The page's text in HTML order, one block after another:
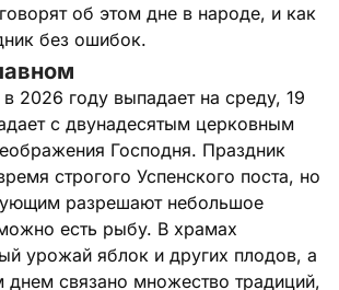
об этом дне в народе, и как
без ошибок.
2026 году выпадает на среду, 19
с двунадесятым церковным
Господня. Праздник
строгого Успенского поста, но
разрешают небольшое
есть рыбу. В храмах
урожай яблок и других плодов, а
днем связано множество традиций,